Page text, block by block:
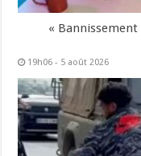
«
19h06 - 5 août 2026